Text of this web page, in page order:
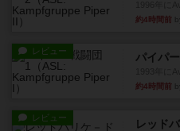
約4時間前
レビュー パイパ
約4時間前
レビュー レッド